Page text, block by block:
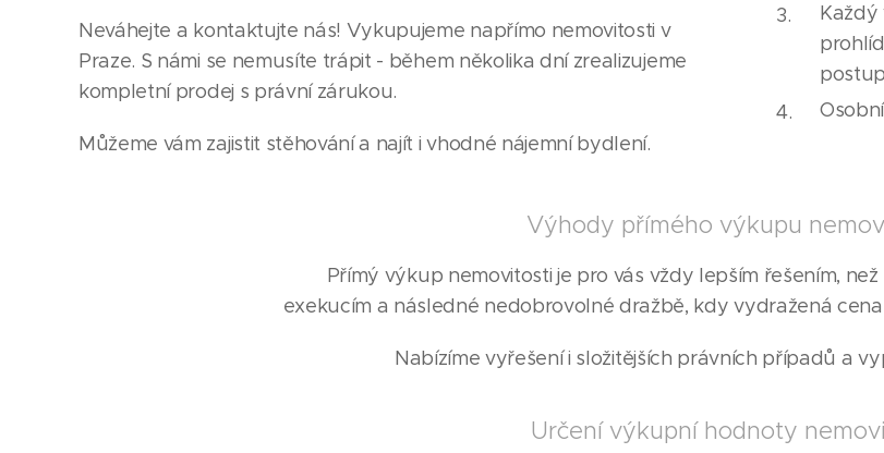
Neváhejte a kontaktujte nás! Vykupujeme napřímo nemovitosti v
Praze. S námi se nemusíte trápit - během několika dní zrealizujeme
kompletní prodej s právní zárukou.
Můžeme vám zajistit stěhování a najít i vhodné nájemní bydlení.
Každý
Výhody přímého výkupu
Přímý výkup nemovitosti je pro vás vždy lepším řešením,
exekucím a následné nedobrovolné dražbě, kdy vydražená
Nabízíme vyřešení i složitějších právních případů a
Určení výkupní hodnoty